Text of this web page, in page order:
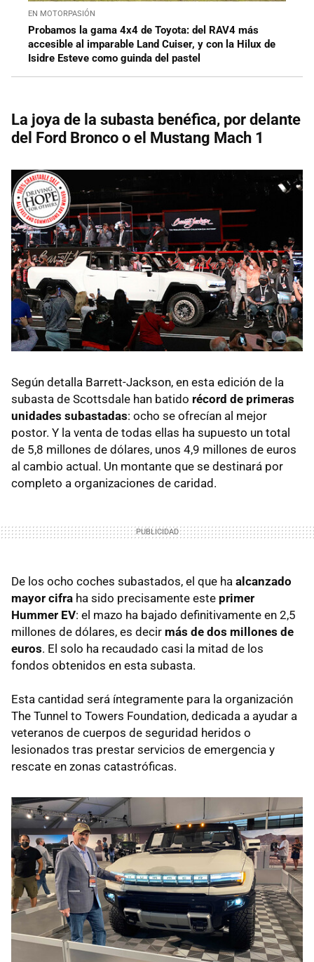
EN MOTORPASIÓN
Probamos la gama 4x4 de Toyota: del RAV4 más
accesible al imparable Land Cuiser, y con la Hilux de
Isidre Esteve como guinda del pastel
La joya de la subasta benéfica, por delante
del Ford Bronco o el Mustang Mach 1
Según detalla Barrett-Jackson, en esta edición de la
subasta de Scottsdale han batido récord de primeras
unidades subastadas: ocho se ofrecían al mejor
postor. Y la venta de todas ellas ha supuesto un total
de 5,8 millones de dólares, unos 4,9 millones de euros
al cambio actual. Un montante que se destinará por
completo a organizaciones de caridad.
De los ocho coches subastados, el que ha alcanzado
mayor cifra ha sido precisamente este primer
Hummer EV: el mazo ha bajado definitivamente en 2,5
millones de dólares, es decir más de dos millones de
euros. El solo ha recaudado casi la mitad de los
fondos obtenidos en esta subasta.
Esta cantidad será íntegramente para la organización
The Tunnel to Towers Foundation, dedicada a ayudar a
veteranos de cuerpos de seguridad heridos o
lesionados tras prestar servicios de emergencia y
rescate en zonas catastróficas.